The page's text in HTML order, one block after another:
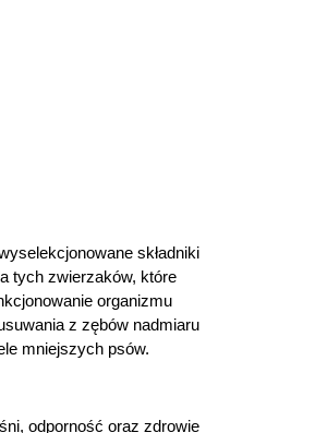
składniki
tych zwierzaków, które
organizmu
z zębów nadmiaru
mniejszych psów.
odporność oraz zdrowie